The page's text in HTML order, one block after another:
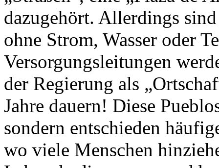
dazugehört. Allerdings
ohne Strom, Wasser oder
Versorgungsleitungen
der Regierung als
Jahre dauern! Diese
sondern entschieden
wo viele Menschen